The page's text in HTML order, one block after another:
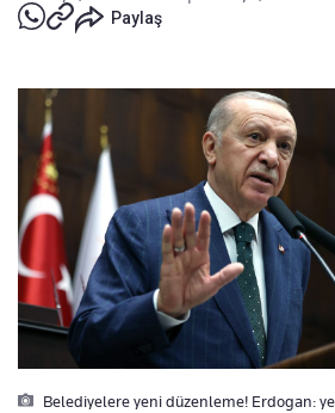
Paylaş
Belediyelere yeni düzenleme! Erdogan: